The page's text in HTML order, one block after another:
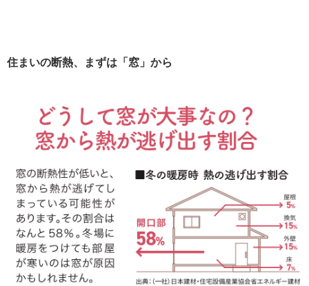
住まいの断熱、まずは「窓」から